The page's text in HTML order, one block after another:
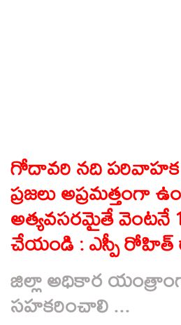
గోదావరి నది పరివాహక
ప్రజలు అప్రమత్తంగా
అత్యవసరమైతే వెంటనే
చేయండి : ఎస్పీ రోహిత్
జిల్లా అధికార
సహకరించాలి ...